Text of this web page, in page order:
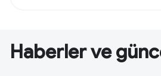
Haberler ve